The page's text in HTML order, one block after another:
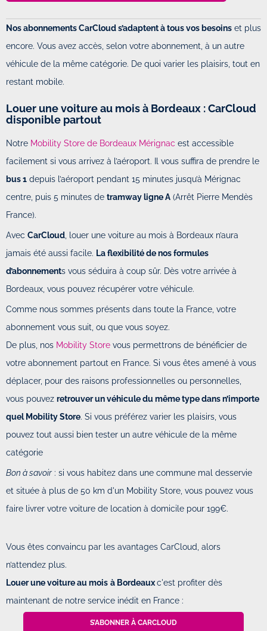
Nos abonnements CarCloud s’adaptent à tous vos besoins et plus
encore. Vous avez accès, selon votre abonnement, à un autre
véhicule de la même catégorie. De quoi varier les plaisirs, tout en
restant mobile.
Louer une voiture au mois à Bordeaux : CarCloud
disponible partout
Notre Mobility Store de Bordeaux Mérignac est accessible
facilement si vous arrivez à l’aéroport. Il vous suffira de prendre le
bus 1 depuis l’aéroport pendant 15 minutes jusqu’à Mérignac
centre, puis 5 minutes de tramway ligne A (Arrêt Pierre Mendès
France).
Avec CarCloud, louer une voiture au mois à Bordeaux n’aura
jamais été aussi facile. La flexibilité de nos formules
d’abonnements vous séduira à coup sûr. Dès votre arrivée à
Bordeaux, vous pouvez récupérer votre véhicule.
Comme nous sommes présents dans toute la France, votre
abonnement vous suit, ou que vous soyez.
De plus, nos Mobility Store vous permettrons de bénéficier de
votre abonnement partout en France. Si vous êtes amené à vous
déplacer, pour des raisons professionnelles ou personnelles,
vous pouvez retrouver un véhicule du même type dans n’importe
quel Mobility Store. Si vous préférez varier les plaisirs, vous
pouvez tout aussi bien tester un autre véhicule de la même
catégorie
Bon à savoir : si vous habitez dans une commune mal desservie
et située à plus de 50 km d'un Mobility Store, vous pouvez vous
faire livrer votre voiture de location à domicile pour 199€.
Vous êtes convaincu par les avantages CarCloud, alors
n’attendez plus.
Louer une voiture au mois à Bordeauxc'est profiter dès
maintenant de notre service inédit en France :
S’ABONNER À CARCLOUD